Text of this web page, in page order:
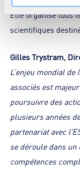
Elle organise tous
scientifiques
Gilles Trystram,
L’enjeu mondial
associés est
poursuivre des
plusieurs années
partenariat avec
se déroule dans
compétences